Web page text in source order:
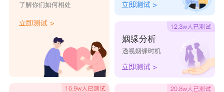
了解你们如何相处
姻缘分析
透视姻缘时机